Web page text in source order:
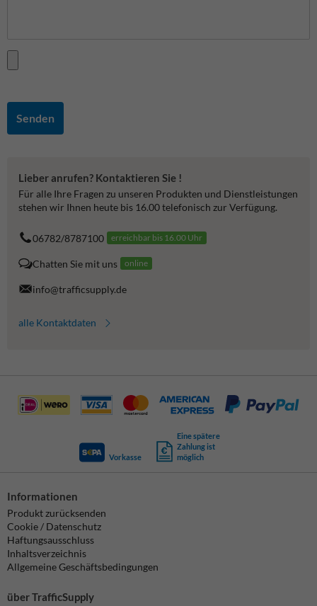
Senden
Lieber anrufen? Kontaktieren Sie !
Für alle Ihre Fragen zu unseren Produkten und Dienstleistungen
stehen wir Ihnen heute bis 16.00 telefonisch zur Verfügung.
06782/8787100 erreichbar bis 16.00 Uhr
Chatten Sie mit uns online
info@trafficsupply.de
alle Kontaktdaten
Vorkasse
Eine spätere
Zahlung ist
möglich
Informationen
Produkt zurücksenden
Cookie / Datenschutz
Haftungsausschluss
Inhaltsverzeichnis
Allgemeine Geschäftsbedingungen
über TrafficSupply